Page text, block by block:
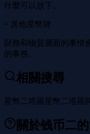
什麼可以放下。
+ 其他星幣牌
財務和物質層面的事情
的事務。
相關搜尋
星幣二塔羅星幣二塔羅
關於钱币二